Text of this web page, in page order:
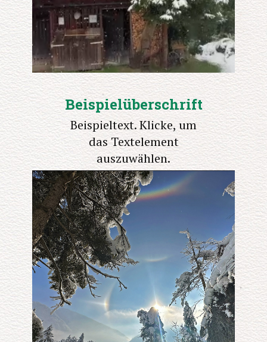
Beispielüberschrift
Beispieltext. Klicke, um
das Textelement
auszuwählen.